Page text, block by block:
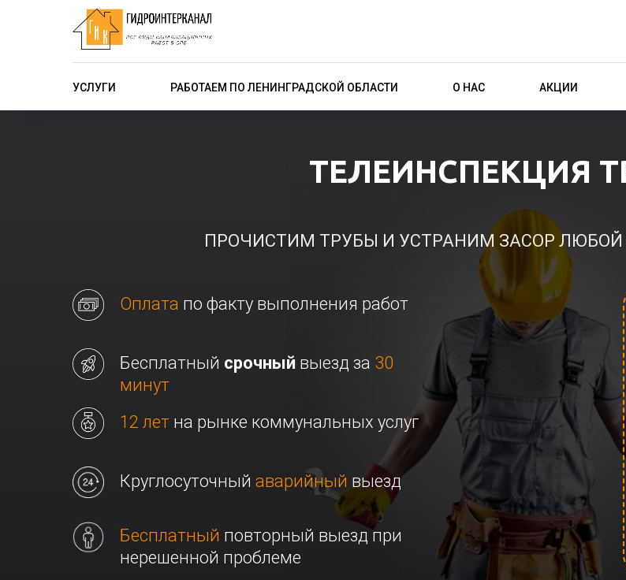
УСЛУГИ РАБОТАЕМ ПО ЛЕНИНГРАДСКОЙ ОБЛАСТИ О НАС АКЦИИ
ТЕЛЕИНСПЕКЦИЯ
Круглосуточный аварийный выезд
12 лет на рынке коммунальных услуг
Бесплатный срочный выезд за 30
минут
Оплата по факту выполнения работ
Бесплатный повторный выезд при
нерешенной проблеме
ПРОЧИСТИМ ТРУБЫ И УСТРАНИМ ЗАСОР